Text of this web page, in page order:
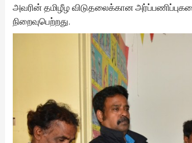
அவரின் தமிழீழ விடுதலைக்கான
நிறைவுபெற்றது.